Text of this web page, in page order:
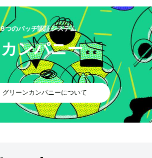
つのバッヂ認証システム
ンパニー
グリーンカンパニーについて